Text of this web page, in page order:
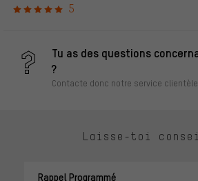
5
Tu as des questions
?
Contacte donc notre service
Laisse-toi
Rappel Programmé